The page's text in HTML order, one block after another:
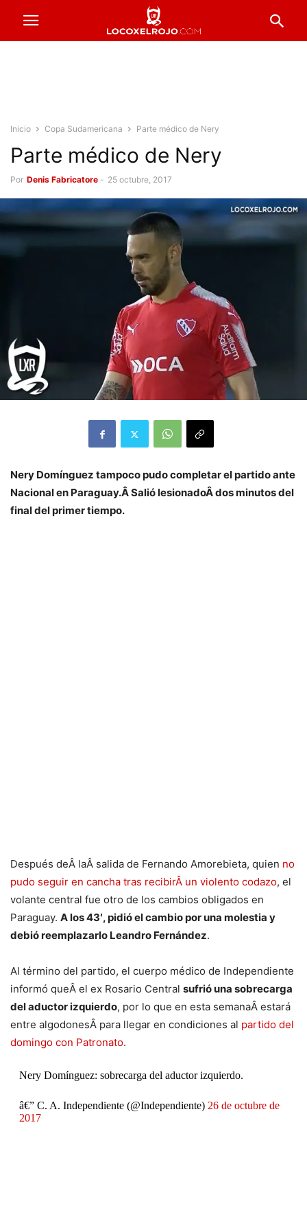
Inicio Copa Sudamericana Parte médico de Nery
Parte médico de Nery
Por Denis Fabricatore - 25 octubre, 2017
Nery Domínguez tampoco pudo completar el partido ante
Nacional en Paraguay.Â Salió lesionadoÂ dos minutos del
final del primer tiempo.
Después deÂ laÂ salida de Fernando Amorebieta, quien no
pudo seguir en cancha tras recibirÂ un violento codazo, el
volante central fue otro de los cambios obligados en
Paraguay. A los 43′, pidió el cambio por una molestia y
debió reemplazarlo Leandro Fernández.
Al término del partido, el cuerpo médico de Independiente
informó queÂ el ex Rosario Central sufrió una sobrecarga
del aductor izquierdo, por lo que en esta semanaÂ estará
entre algodonesÂ para llegar en condiciones al partido del
domingo con Patronato.
Nery Domínguez: sobrecarga del aductor izquierdo.
â€” C. A. Independiente (@Independiente) 26 de octubre de
2017